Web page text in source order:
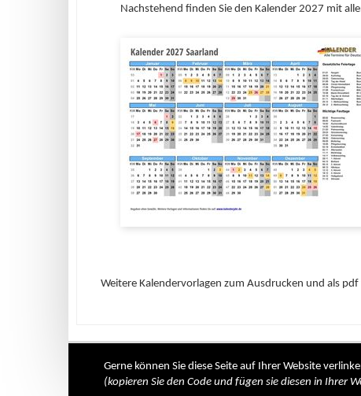
Nachstehend finden Sie den Kalender 2027 mit
Weitere Kalendervorlagen zum Ausdrucken und als pdf
Gerne können Sie diese Seite auf Ihrer Website
(kopieren Sie den Code und fügen sie diesen in Ihrer